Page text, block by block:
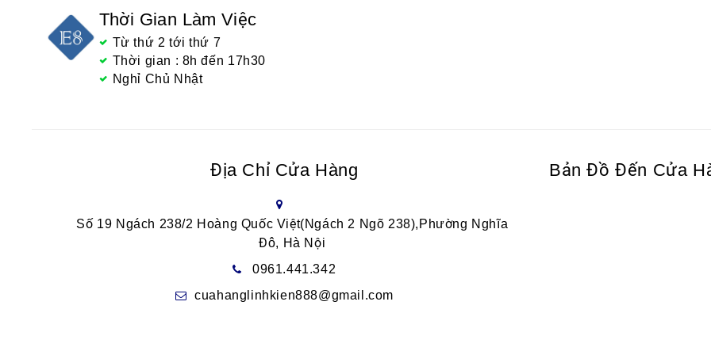
Thời Gian Làm Việc
Từ thứ 2 tới thứ 7
Thời gian : 8h đến 17h30
Nghỉ Chủ Nhật
Địa Chỉ Cửa Hàng
Số 19 Ngách 238/2 Hoàng Quốc Việt(Ngách 2 Ngõ 238),Phường Nghĩa
Đô, Hà Nội
0961.441.342
cuahanglinhkien888@gmail.com
Bản Đồ Đến Cửa